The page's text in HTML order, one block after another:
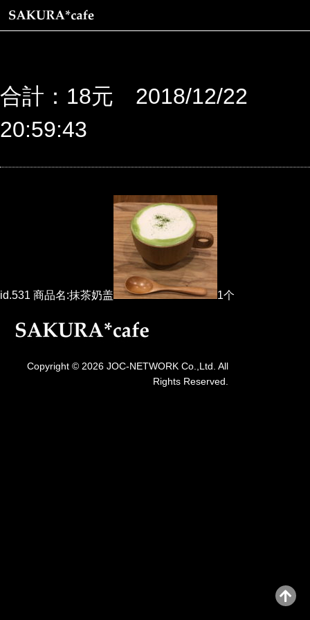
合計：18元 2018/12/22
20:59:43
id.531 商品名:抹茶奶盖 1个
Copyright © 2026 JOC-NETWORK Co.,Ltd. All
Rights Reserved.